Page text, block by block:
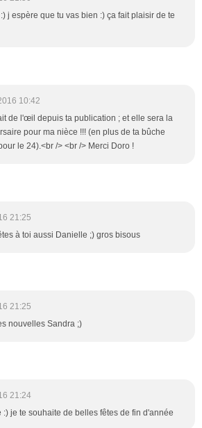
j espère que tu vas bien :) ça fait plaisir de te
10:42
de l'œil depuis ta publication ; et elle sera la
pour ma nièce !!! (en plus de ta bûche
le 24).<br /> <br /> Merci Doro !
21:25
à toi aussi Danielle ;) gros bisous
21:25
nouvelles Sandra ;)
21:24
:) je te souhaite de belles fêtes de fin d'année